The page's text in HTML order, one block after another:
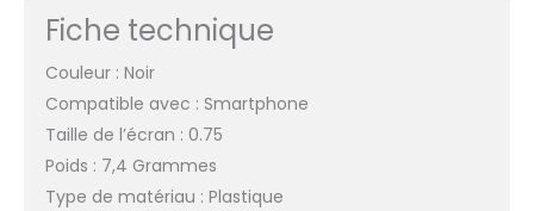
Fiche technique
Couleur : Noir
Compatible avec : Smartphone
Taille de l’écran : 0.75
Poids : 7,4 Grammes
Type de matériau : Plastique